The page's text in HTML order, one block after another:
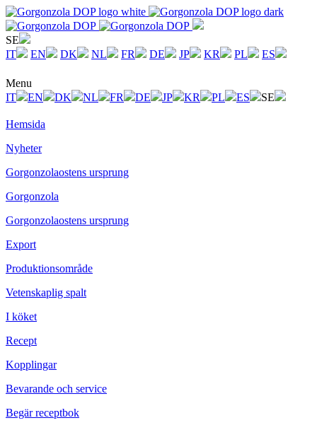
SE
IT
EN DK NL FR DE JP KR PL ES
Menu
IT
EN DK NL FR DE JP KR PL ES SE
Hemsida
Nyheter
Gorgonzolaostens ursprung
Gorgonzola
Gorgonzolaostens ursprung
Export
Produktionsområde
Vetenskaplig spalt
I köket
Recept
Kopplingar
Bevarande och service
Begär receptbok